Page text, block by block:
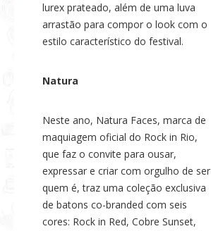
lurex prateado, além de uma luva
arrastão para compor o look com o
estilo característico do festival.
Natura
Neste ano, Natura Faces, marca de
maquiagem oficial do Rock in Rio,
que faz o convite para ousar,
expressar e criar com orgulho de ser
quem é, traz uma coleção exclusiva
de batons co-branded com seis
cores: Rock in Red, Cobre Sunset,